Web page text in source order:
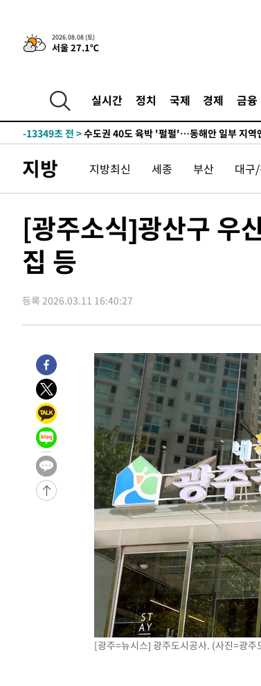
2026.08.08 (토)
서울 27.1℃
실시간 정치 국제 경제 금융
청래 44.56%
-21054초 전 >[속보]與 대표 경선 제주·인천 당원투표…金
42.08%·宋 10.17%
-20588초 전 > 이강인 "아틀레티코 이적 기뻐…등번호 7번
-14297초 전 >
낮 최고 35도 '무더위'…동해안 시간당 30
-13567초 전 >
틀레티코 이적"
-13349초 전 >수도권 40도 육박 '펄펄'…동해안 일부 지역
-6263초 전 >
강릉에 시간당 81.4㎜ 물폭탄…도로 잠기고 담
-2370초 전 >백운산서 80년근 천종산삼 9뿌리 발견…감정
39분 전 >남자 농구, 나고야 아시안게임서 '홈팀' 일본과 한
50분 전 >여수 오동도 해상서 모터보트 전복…1명 사망·1명
1시간 전 >극한폭염 한풀 꺾이지만…'낮 최고 35도' 무더위,
3시간 전 >[속보]'압수수색·성접대 논란' 축구협회 "실망과
6시간 전 >'최고 37도' 폭염 지속…강원동해안 최대 150㎜
-30792초 전 >
이란 "호르무즈 재개방 합의 근접…美 배상
-21839초 전 >
[속보]與최고위원 제주·인천 순회경선…박
한민수·김용 순
-21792초 전 >
[속보]김민석, 與 전대 당원투표 누적 득표
청래 44.56%
-21074초 전 >
[속보]與 대표 경선 제주·인천 당원투표…
42.08%·宋 10.17%
-20608초 전 >
이강인 "아틀레티코 이적 기뻐…등번호 7번
것"
-20543초 전 >
[속보]與 당대표 경선, 제주·인천 권리당원
-14317초 전 >
낮 최고 35도 '무더위'…동해안 시간당 30
-13587초 전 >
[속보]이강인 "감독님이 원하는 마음 느꼈
수도권 40도 육박 '펄펄'…동해안 일부 지역
온열질환 사망자 3명 늘어…누적 환자 3000
강릉에 시간당 81.4㎜ 물폭탄…도로 잠기고
백운산서 80년근 천종산삼 9뿌리 발견…감
선재도서 해루질 나섰다 실종 60대, 닷새 만에
남자 농구, 나고야 아시안게임서 '홈팀' 일본과 한
여수 오동도 해상서 모터보트 전복…1명 사망·1
지방 지방최신 세종 부산 대구
[광주소식]광산구 우
집 등
등록 2026.03.11 16:40:27
[광주=뉴시스] 광주도시공사. (사진=광